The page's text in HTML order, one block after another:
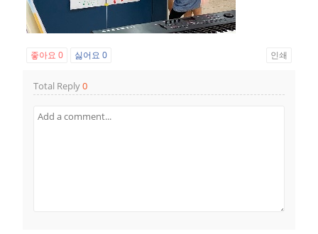
좋아요0 싫어요0 인쇄
Total Reply0